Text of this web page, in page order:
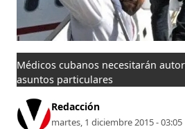
Médicos cubanos necesitarán
asuntos particulares
Redacción
martes, 1 diciembre 2015 - 03:05